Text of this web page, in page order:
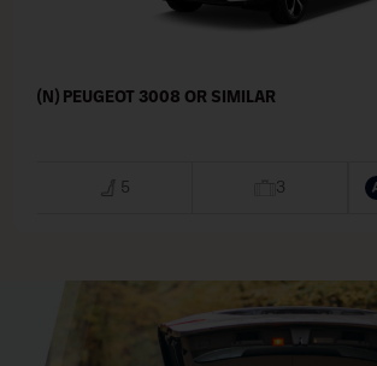
(N) PEUGEOT 3008 OR SIMILAR
5 3